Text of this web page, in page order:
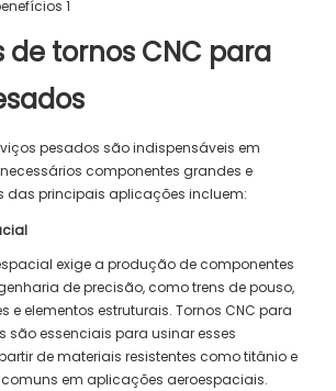
de tornos CNC para
pesados ​​são indispensáveis ​​em
componentes grandes e
das principais aplicações incluem:
exige a produção de componentes
de precisão, como trens de pouso,
e elementos estruturais. Tornos CNC para
​​são essenciais para usinar esses
de materiais resistentes como titânio e
em aplicações aeroespaciais.